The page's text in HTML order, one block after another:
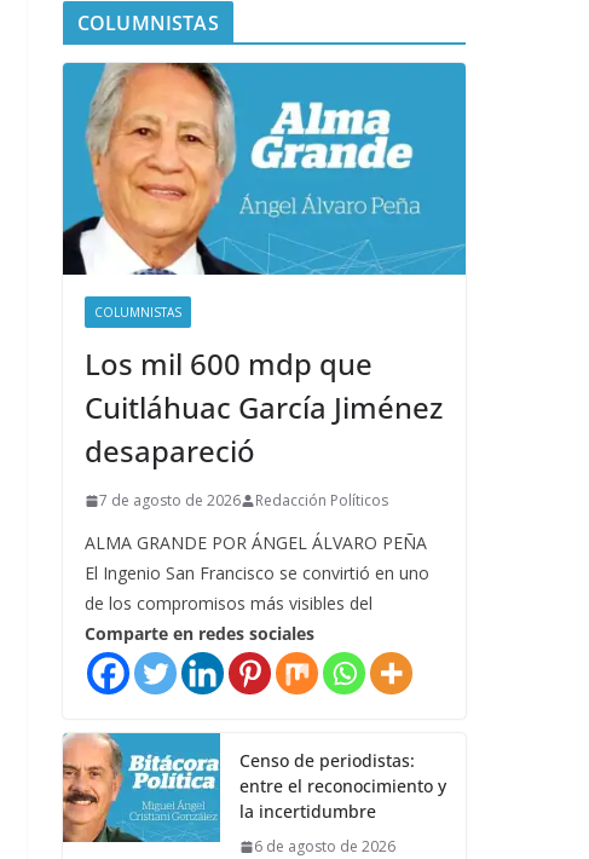
COLUMNISTAS
COLUMNISTAS
Los mil 600 mdp que
Cuitláhuac García Jiménez
desapareció
7 de agosto de 2026 Redacción Políticos
ALMA GRANDE POR ÁNGEL ÁLVARO PEÑA
El Ingenio San Francisco se convirtió en uno
de los compromisos más visibles del
Comparte en redes sociales
Censo de periodistas:
entre el reconocimiento y
la incertidumbre
6 de agosto de 2026